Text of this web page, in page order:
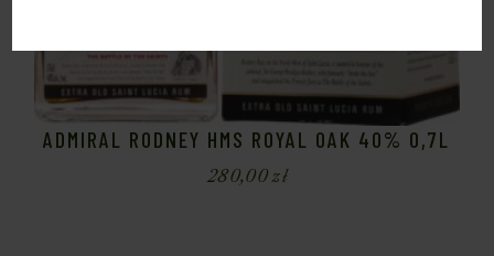
ADMIRAL RODNEY HMS ROYAL OAK 40% 0,7L
280,00zł